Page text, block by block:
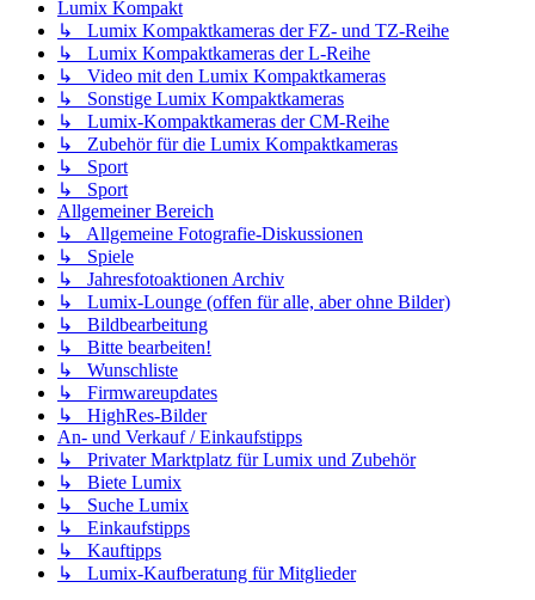
Lumix Kompakt
↳ Lumix Kompaktkameras der FZ- und TZ-Reihe
↳ Lumix Kompaktkameras der L-Reihe
↳ Video mit den Lumix Kompaktkameras
↳ Sonstige Lumix Kompaktkameras
↳ Lumix-Kompaktkameras der CM-Reihe
↳ Zubehör für die Lumix Kompaktkameras
↳ Sport
↳ Sport
Allgemeiner Bereich
↳ Allgemeine Fotografie-Diskussionen
↳ Spiele
↳ Jahresfotoaktionen Archiv
↳ Lumix-Lounge (offen für alle, aber ohne Bilder)
↳ Bildbearbeitung
↳ Bitte bearbeiten!
↳ Wunschliste
↳ Firmwareupdates
↳ HighRes-Bilder
An- und Verkauf / Einkaufstipps
↳ Privater Marktplatz für Lumix und Zubehör
↳ Biete Lumix
↳ Suche Lumix
↳ Einkaufstipps
↳ Kauftipps
↳ Lumix-Kaufberatung für Mitglieder